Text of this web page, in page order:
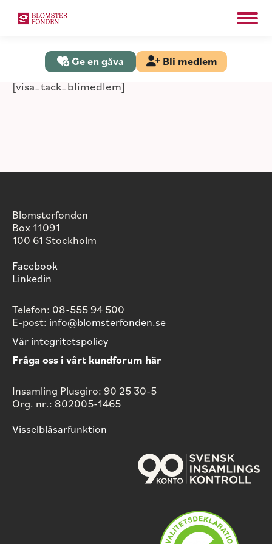
Ge en gåva
Bli medlem
[visa_tack_blimedlem]
Blomsterfonden
Box 11091
100 61 Stockholm
Facebook
Linkedin
Telefon: 08-555 94 500
E-post: info@blomsterfonden.se
Vår integritetspolicy
Fråga oss i vårt kundforum här
Insamling Plusgiro: 90 25 30-5
Org. nr.: 802005-1465
Visselblåsarfunktion